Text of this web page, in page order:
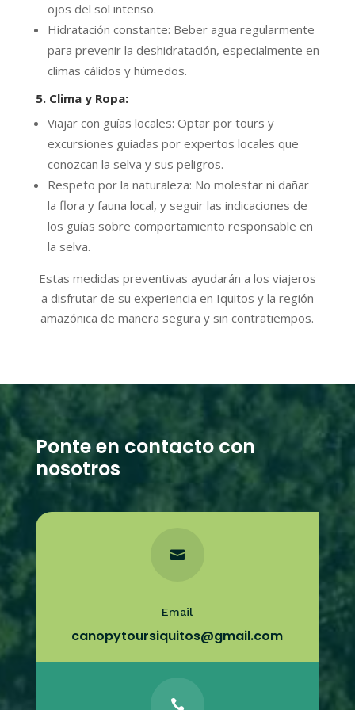
ojos del sol intenso.
Hidratación constante: Beber agua regularmente
para prevenir la deshidratación, especialmente en
climas cálidos y húmedos.
5. Clima y Ropa:
Viajar con guías locales: Optar por tours y
excursiones guiadas por expertos locales que
conozcan la selva y sus peligros.
Respeto por la naturaleza: No molestar ni dañar
la flora y fauna local, y seguir las indicaciones de
los guías sobre comportamiento responsable en
la selva.
Estas medidas preventivas ayudarán a los viajeros
a disfrutar de su experiencia en Iquitos y la región
amazónica de manera segura y sin contratiempos.
Ponte en contacto con
nosotros

Email
canopytoursiquitos@gmail.com
